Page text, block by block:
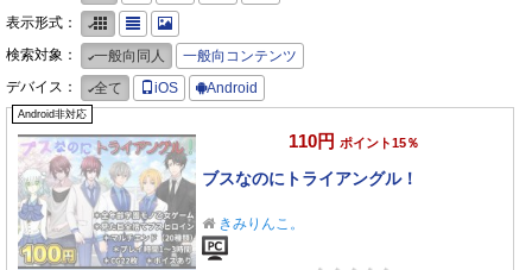
表示形式：
検索対象：
一般向同人
一般向コンテンツ
デバイス：
全て iOS Android
Android非対応
110円 ポイント15％
ブスなのにトライアングル！
きみりんこ。